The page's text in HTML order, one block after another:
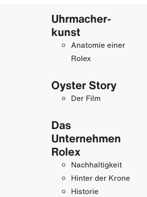
Uhrmacher­
kunst
Anatomie einer
Rolex
Oyster Story
Der Film
Das
Unternehmen
Rolex
Nachhaltigkeit
Hinter der Krone
Historie